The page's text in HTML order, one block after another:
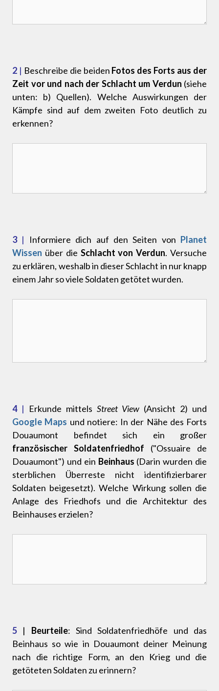
2 | Beschreibe die beiden Fotos des Forts aus der
Zeit vor und nach der Schlacht um Verdun (siehe
unten: b) Quellen). Welche Auswirkungen der
Kämpfe sind auf dem zweiten Foto deutlich zu
erkennen?
3| Informiere dich auf den Seiten von Planet
Wissen über die Schlacht von Verdun. Versuche
zu erklären, weshalb in dieser Schlacht in nur knapp
einem Jahr so viele Soldaten getötet wurden.
4| Erkunde mittels Street View (Ansicht 2) und
Google Maps und notiere: In der Nähe des Forts
Douaumont befindet sich ein großer
französischer Soldatenfriedhof ("Ossuaire de
Douaumont") und ein Beinhaus (Darin wurden die
sterblichen Überreste nicht identifizierbarer
Soldaten beigesetzt). Welche Wirkung sollen die
Anlage des Friedhofs und die Architektur des
Beinhauses erzielen?
5 | Beurteile: Sind Soldatenfriedhöfe und das
Beinhaus so wie in Douaumont deiner Meinung
nach die richtige Form, an den Krieg und die
getöteten Soldaten zu erinnern?